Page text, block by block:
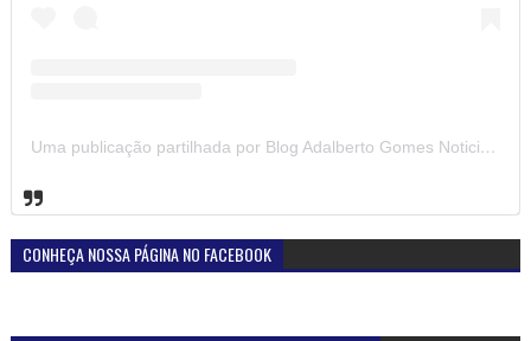
Uma publicação partilhada por Blog Adalberto Gomes Noticias (@blogadalbertogomesnoticiass)
CONHEÇA NOSSA PÁGINA NO FACEBOOK